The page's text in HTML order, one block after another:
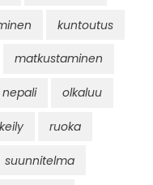
kuntoutus
matkustaminen
nepali olkaluu
ruoka
suunnitelma